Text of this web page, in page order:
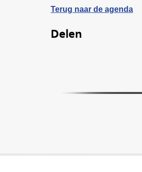
Terug naar de agenda
Delen